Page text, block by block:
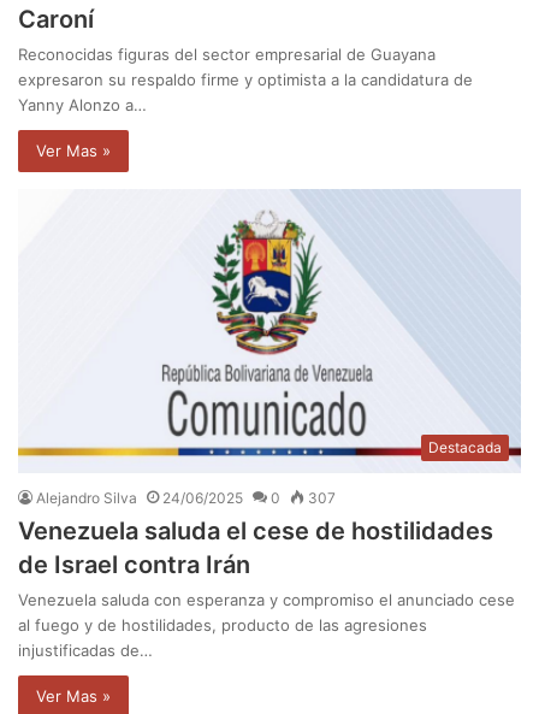
Caroní
Reconocidas figuras del sector empresarial de Guayana
expresaron su respaldo firme y optimista a la candidatura de
Yanny Alonzo a…
Ver Mas »
Destacada
Alejandro Silva 24/06/2025 0 307
Venezuela saluda el cese de hostilidades
de Israel contra Irán
Venezuela saluda con esperanza y compromiso el anunciado cese
al fuego y de hostilidades, producto de las agresiones
injustificadas de…
Ver Mas »